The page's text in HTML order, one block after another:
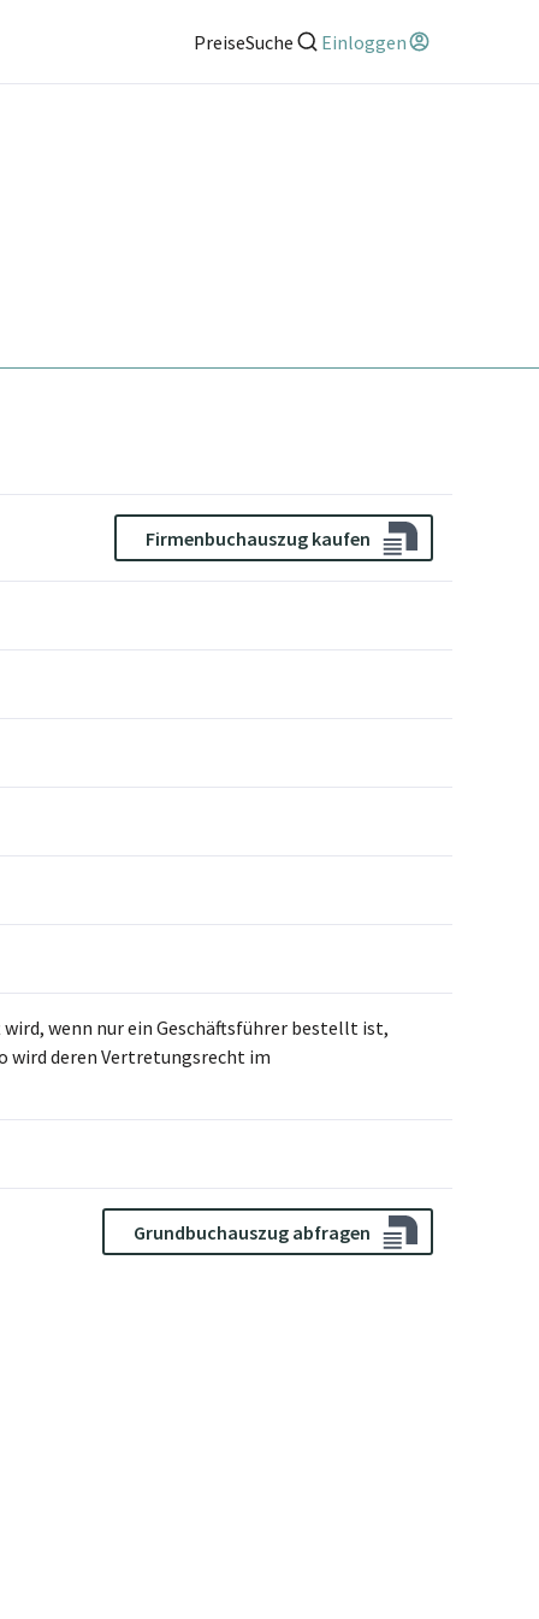
PreiseSuche Einloggen
Firmenbuchauszug kaufen
wird, wenn nur ein Geschäftsführer bestellt ist,
wird deren Vertretungsrecht im
Grundbuchauszug abfragen